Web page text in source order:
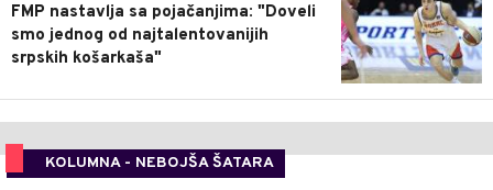
FMP nastavlja sa pojačanjima: "Doveli
smo jednog od najtalentovanijih
srpskih košarkaša"
KOLUMNA - NEBOJŠA ŠATARA